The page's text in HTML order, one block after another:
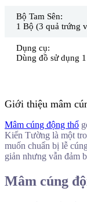
Bộ Tam Sên:
1 Bộ (3 quả trứng
Dụng cụ:
Dùng đồ sử dụng
Giới thiệu mâm
Mâm cúng động thổ
Kiến Tường là một
muốn chuẩn bị lễ
giản nhưng vẫn đảm
Mâm cúng